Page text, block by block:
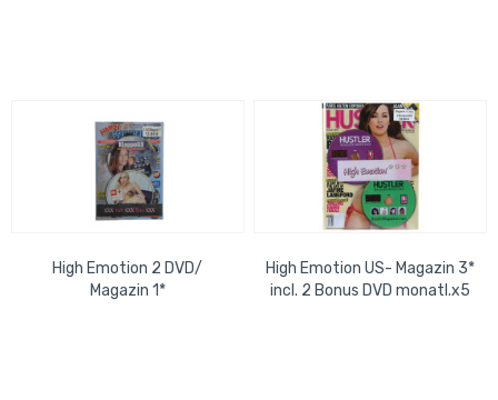
High Emotion 2 DVD/
Magazin 1*
High Emotion US- Magazin 3*
incl. 2 Bonus DVD monatl.x5